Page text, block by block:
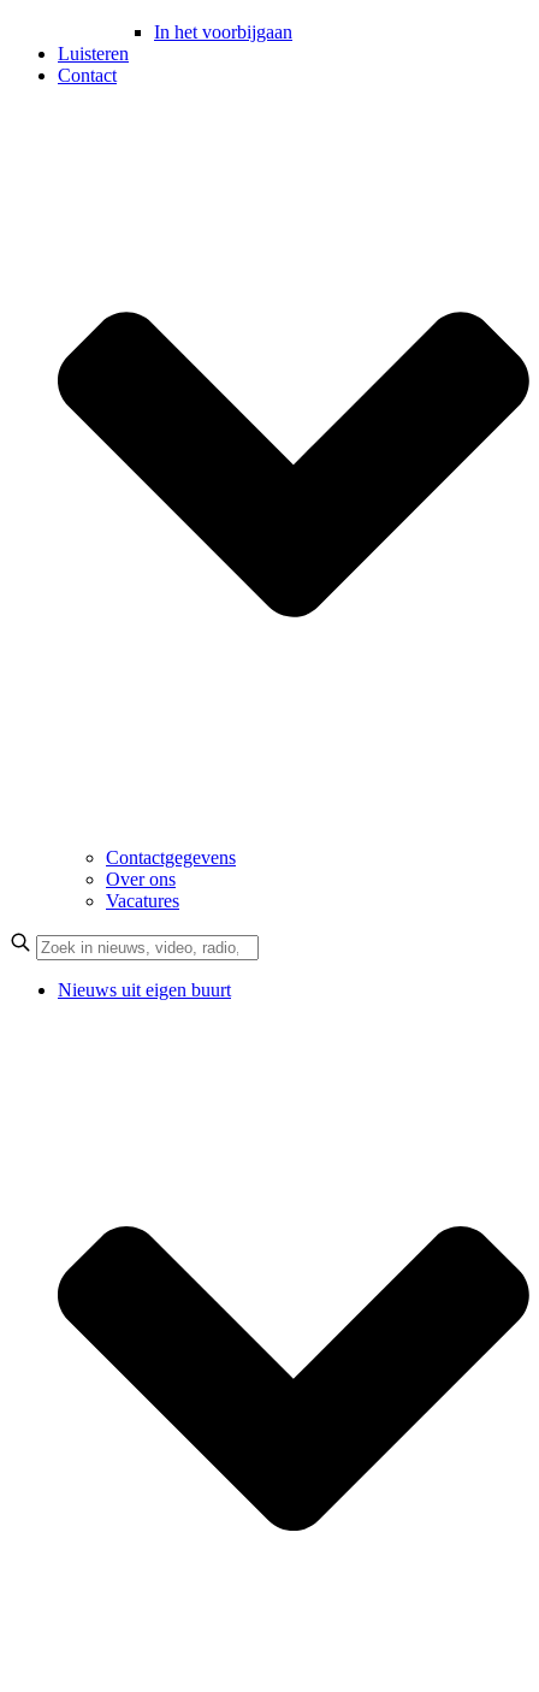
In het voorbijgaan
Luisteren
Contact
Contactgegevens
Over ons
Vacatures
Nieuws uit eigen buurt